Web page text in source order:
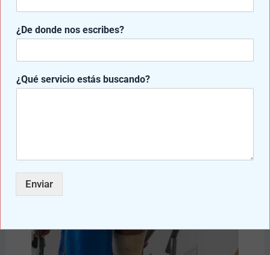
5 Pasos Para Elegir Quién Hará Tu
Prótesis​
t¿De donde nos escribes?
¿Qué servicio estás buscando?
Enviar